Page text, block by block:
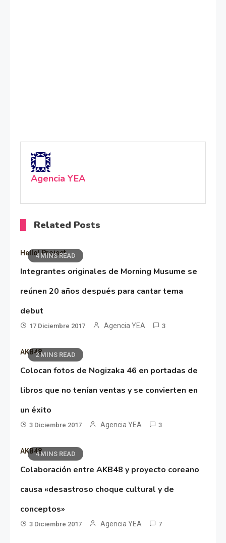
Agencia YEA
Related Posts
4 MINS READ
Hello! Project
Integrantes originales de Morning Musume se
reúnen 20 años después para cantar tema
debut
17 Diciembre 2017 Agencia YEA 3
2 MINS READ
AKB48
Colocan fotos de Nogizaka 46 en portadas de
libros que no tenían ventas y se convierten en
un éxito
3 Diciembre 2017 Agencia YEA 3
4 MINS READ
AKB48
Colaboración entre AKB48 y proyecto coreano
causa «desastroso choque cultural y de
conceptos»
3 Diciembre 2017 Agencia YEA 7